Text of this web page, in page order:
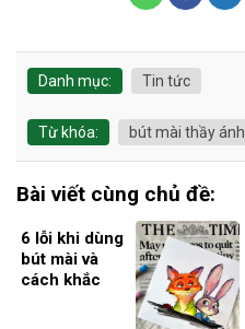
Danh mục: Tin tức
Từ khóa: bút mài thầy ánh
Bài viết cùng chủ đề:
6 lỗi khi dùng
bút mài và
cách khắc